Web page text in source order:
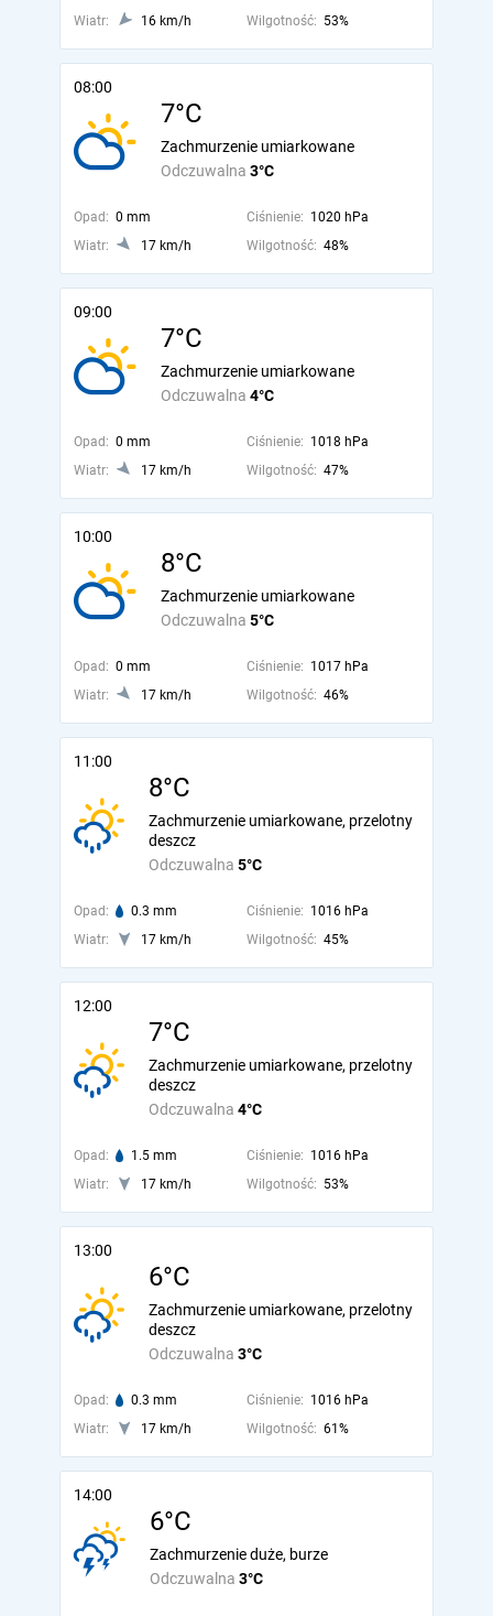
Wiatr: 16 km/h Wilgotność: 53%
08:00
7°C
Odczuwalna 3°C
Zachmurzenie umiarkowane
Opad: 0 mm Ciśnienie: 1020 hPa
Wiatr:
17 km/h Wilgotność: 48%
09:00
7°C
Odczuwalna 4°C
Zachmurzenie umiarkowane
Opad: 0 mm Ciśnienie: 1018 hPa
Wiatr:
17 km/h Wilgotność: 47%
10:00
8°C
Odczuwalna 5°C
Zachmurzenie umiarkowane
Opad: 0 mm Ciśnienie: 1017 hPa
Wiatr:
17 km/h Wilgotność: 46%
11:00
8°C
Odczuwalna 5°C
Zachmurzenie umiarkowane, przelotny
deszcz
Opad: 0.3 mm Ciśnienie: 1016 hPa
Wiatr:
17 km/h Wilgotność: 45%
12:00
7°C
Odczuwalna 4°C
Zachmurzenie umiarkowane, przelotny
deszcz
Opad: 1.5 mm Ciśnienie: 1016 hPa
Wiatr:
17 km/h Wilgotność: 53%
13:00
6°C
Odczuwalna 3°C
Zachmurzenie umiarkowane, przelotny
deszcz
Opad: 0.3 mm Ciśnienie: 1016 hPa
Wiatr:
17 km/h Wilgotność: 61%
14:00
6°C
Odczuwalna 3°C
Zachmurzenie duże, burze